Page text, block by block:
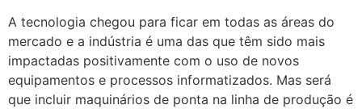
A tecnologia chegou para ficar em todas as áreas do
mercado e a indústria é uma das que têm sido mais
impactadas positivamente com o uso de novos
equipamentos e processos informatizados. Mas será
que incluir maquinários de ponta na linha de produção é